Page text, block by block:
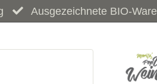
Ausgezeichnete BIO-Ware